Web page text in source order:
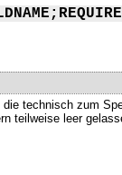
die technisch zum
teilweise leer